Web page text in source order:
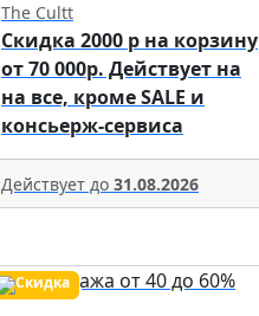
The Cultt
Скидка 2000 р на корзину
от 70 000р. Действует на
на все, кроме SALE и
консьерж-сервиса
Действует до 31.08.2026